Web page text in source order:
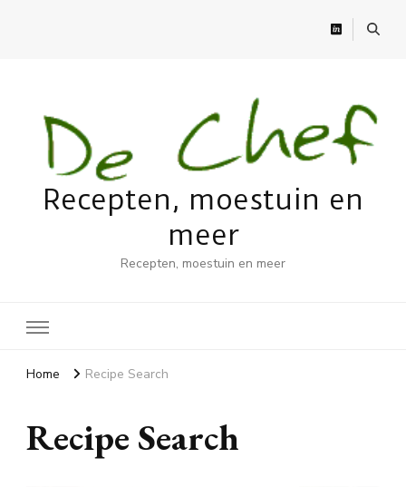
Recepten, moestuin en
meer
Recepten, moestuin en meer
Home Recipe Search
Recipe Search